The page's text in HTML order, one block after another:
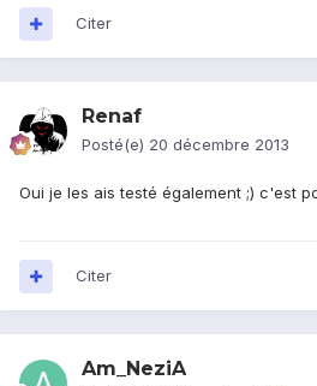
Citer
Renaf
Posté(e) 20 décembre 2013
Oui je les ais testé également ;) c'est
Citer
Am_NeziA